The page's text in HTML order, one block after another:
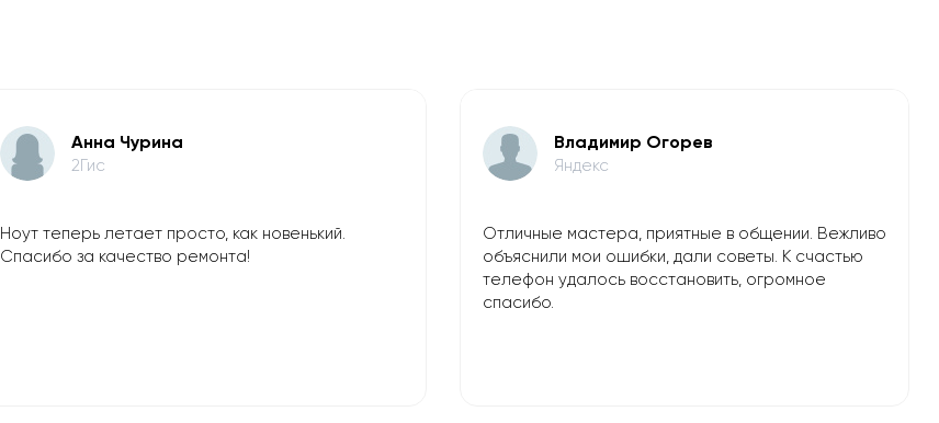
Анна Чурина
2Гис
Ноут теперь летает просто, как новенький.
Спасибо за качество ремонта!
Владимир Огорев
Яндекс
Отличные мастера, приятные в общении. Вежливо
объяснили мои ошибки, дали советы. К счастью
телефон удалось восстановить, огромное
спасибо.